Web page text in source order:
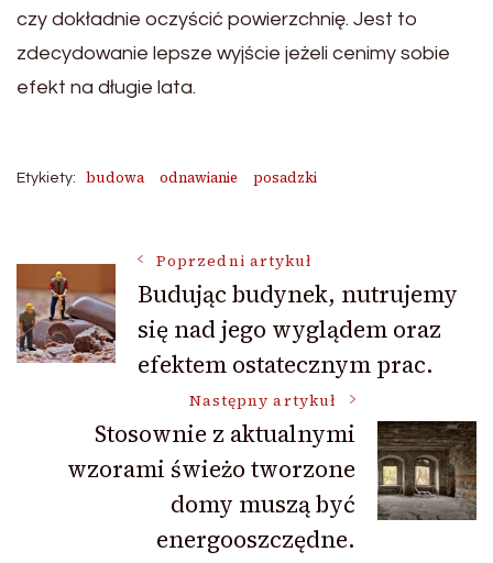
czy dokładnie oczyścić powierzchnię. Jest to
zdecydowanie lepsze wyjście jeżeli cenimy sobie
efekt na długie lata.
Etykiety: budowa odnawianie posadzki
Nawigacja
wpisu
Poprzedni artykuł
Budując budynek, nutrujemy
się nad jego wyglądem oraz
efektem ostatecznym prac.
Następny artykuł
Stosownie z aktualnymi
wzorami świeżo tworzone
domy muszą być
energooszczędne.